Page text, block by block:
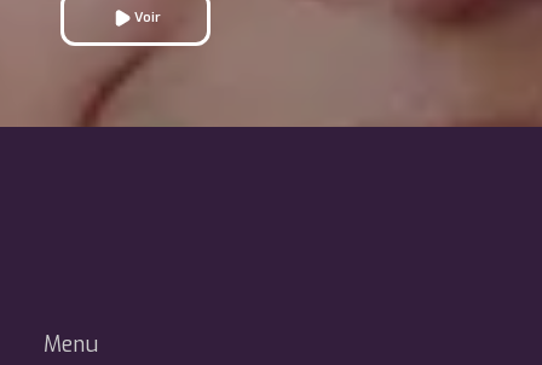
Voir
Menu